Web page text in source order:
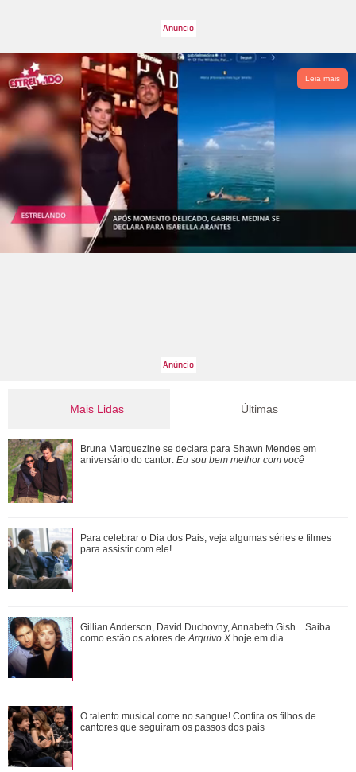
Leia mais
Mais Lidas
Morre pai de Lionel Messi aos 68 anos de idade
Ana Castela responde recado de Zé Felipe em show: Um
goiano me mandou um abraço ontem
Zé Felipe e Virgínia Fonseca aparecem juntos após
cirurgias das filhas e cantor brinca: Ta...
Anitta exibe look escolhido para nova turnê e detalhe no pé
chama a atenção
Últimas
Bruna Marquezine se declara para Shawn Mendes em
aniversário do cantor: Eu sou bem melhor com você
Para celebrar o Dia dos Pais, veja algumas séries e filmes
para assistir com ele!
Gillian Anderson, David Duchovny, Annabeth Gish... Saiba
como estão os atores de Arquivo X hoje em dia
O talento musical corre no sangue! Confira os filhos de
cantores que seguiram os passos dos pais